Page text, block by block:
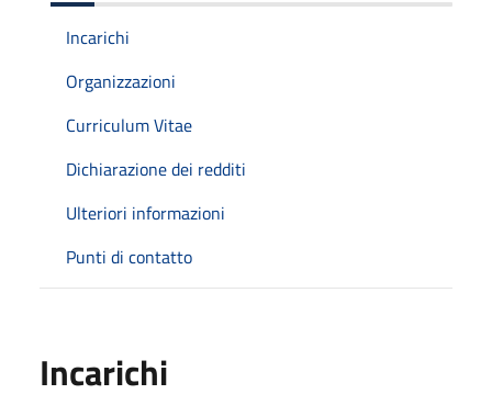
Incarichi
Organizzazioni
Curriculum Vitae
Dichiarazione dei redditi
Ulteriori informazioni
Punti di contatto
Incarichi